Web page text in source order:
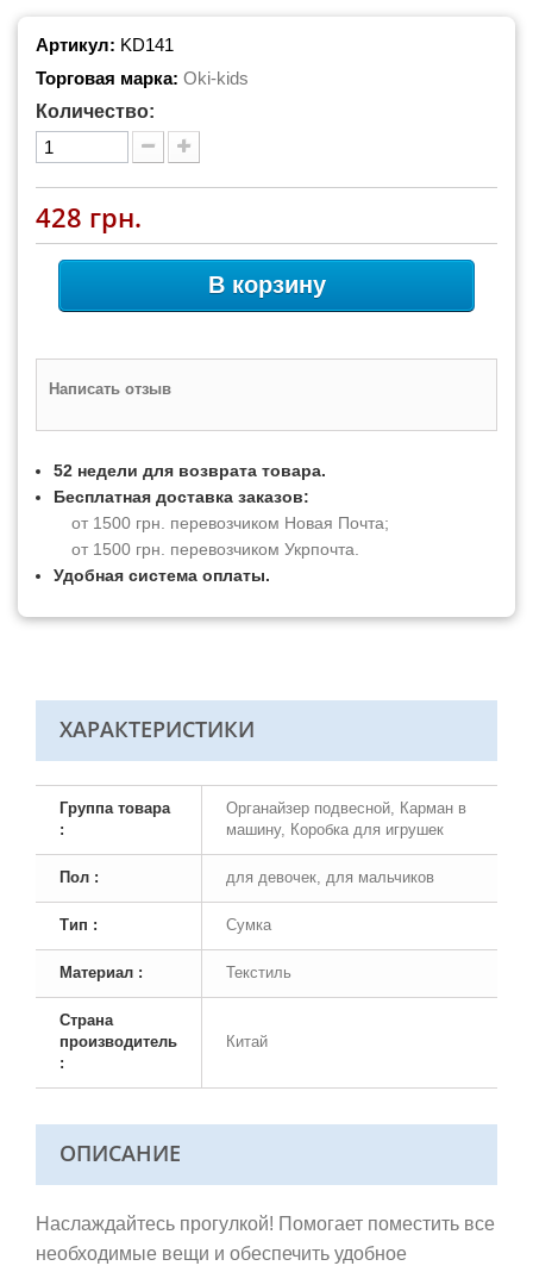
Артикул: KD141
Торговая марка: Oki-kids
Количество:
428 грн.
В корзину
Написать отзыв
52 недели для возврата товара.
Бесплатная доставка заказов:
от 1500 грн. перевозчиком Новая Почта;
от 1500 грн. перевозчиком Укрпочта.
Удобная система оплаты.
ХАРАКТЕРИСТИКИ
Группа товара
:
Органайзер подвесной, Карман в
машину, Коробка для игрушек
Пол : для девочек, для мальчиков
Тип : Сумка
Материал : Текстиль
Страна
производитель
:
Китай
ОПИСАНИЕ
Наслаждайтесь прогулкой! Помогает поместить все
необходимые вещи и обеспечить удобное